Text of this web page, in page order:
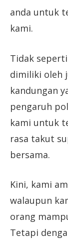
anda untuk
kami.
Tidak
dimiliki oleh
kandungan
pengaruh
kami untuk
rasa takut
bersama.
Kini, kami
walaupun
orang
Tetapi